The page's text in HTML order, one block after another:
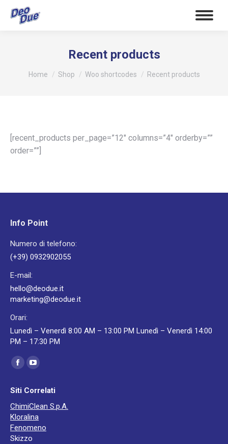
Recent products
Tu sei qui:
Home Shop Woo shortcodes Recent products
[recent_products per_page=”12″ columns=”4″ orderby=””
order=””]
Info Point
Numero di telefono:
(+39) 0932902055
E-mail:
hello@deodue.it
marketing@deodue.it
Orari:
Lunedì – Venerdì 8:00 AM – 13:00 PM Lunedì – Venerdì 14:00
PM – 17:30 PM
Ci puoi trovare su:
Facebook
opens
in
new
window
YouTube
opens
in
new
Siti Correlati
ChimiClean S.p.A.
Kloralina
Fenomeno
Skizzo